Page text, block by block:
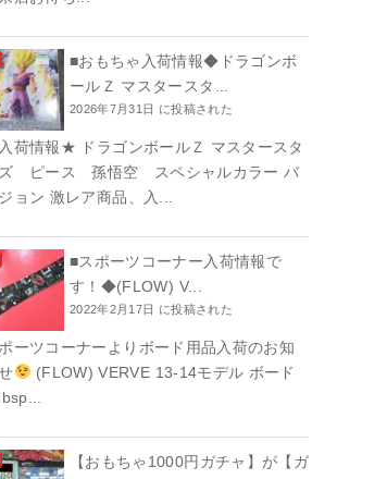
■おもちゃ入荷情報◆ドラゴンボ
ールＺ マスタースタ...
2026年7月31日 に投稿された
荷情報★ ドラゴンボールＺ マスタースタ
ピース 孫悟空 スペシャルカラー バ
ョン 激レア商品、入...
■スポーツコーナー入荷情報で
す！◆(FLOW) V...
2022年2月17日 に投稿された
ーツコーナーよりボード用品入荷のお知
(FLOW) VERVE 13-14モデル ボード
【おもちゃ1000円ガチャ】が【ガ